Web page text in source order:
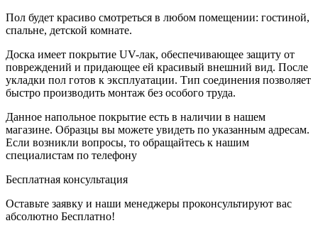
Пол будет красиво смотреться в любом помещении: гостиной,
спальне, детской комнате.
Доска имеет покрытие UV-лак, обеспечивающее защиту от
повреждений и придающее ей красивый внешний вид. После
укладки пол готов к эксплуатации. Тип соединения позволяет
быстро производить монтаж без особого труда.
Данное напольное покрытие есть в наличии в нашем
магазине. Образцы вы можете увидеть по указанным адресам.
Если возникли вопросы, то обращайтесь к нашим
специалистам по телефону
Бесплатная консультация
Оставьте заявку и наши менеджеры проконсультируют вас
абсолютно Бесплатно!